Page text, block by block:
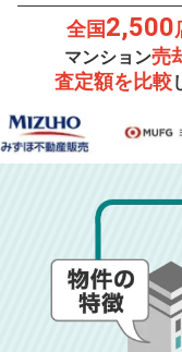
全国2,500
マンション売
査定額を比較